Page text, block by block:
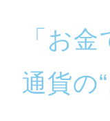
「お
通貨の